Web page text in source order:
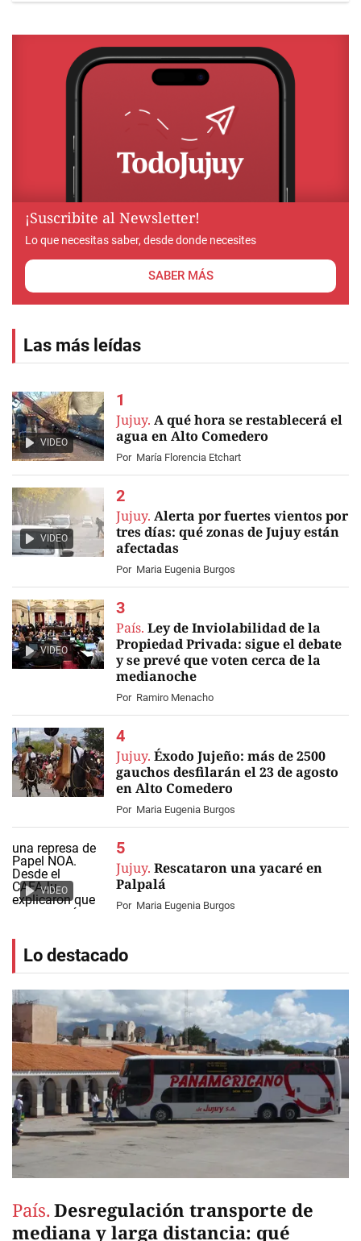
¡Suscribite al Newsletter!
Lo que necesitas saber, desde donde necesites
SABER MÁS
Las más leídas
VIDEO
Jujuy. A qué hora se restablecerá el
agua en Alto Comedero
Por María Florencia Etchart
VIDEO
Jujuy. Alerta por fuertes vientos por
tres días: qué zonas de Jujuy están
afectadas
Por Maria Eugenia Burgos
VIDEO
País. Ley de Inviolabilidad de la
Propiedad Privada: sigue el debate
y se prevé que voten cerca de la
medianoche
Por Ramiro Menacho
Jujuy. Éxodo Jujeño: más de 2500
gauchos desfilarán el 23 de agosto
en Alto Comedero
Por Maria Eugenia Burgos
VIDEO
Jujuy. Rescataron una yacaré en
Palpalá
Por Maria Eugenia Burgos
Lo destacado
País. Desregulación transporte de
mediana y larga distancia: qué